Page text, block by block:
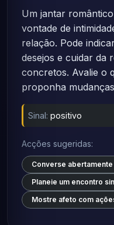
Um jantar
vontade de
relação. Pode
desejos e cuidar da
concretos. Avalie o
proponha
Sinal: positivo
Acções sugeridas:
Converse
Planeie um encontro
Mostre afeto com